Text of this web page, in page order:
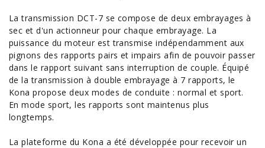
La transmission DCT-7 se compose de deux embrayages à
sec et d'un actionneur pour chaque embrayage. La
puissance du moteur est transmise indépendamment aux
pignons des rapports pairs et impairs afin de pouvoir passer
dans le rapport suivant sans interruption de couple. Équipé
de la transmission à double embrayage à 7 rapports, le
Kona propose deux modes de conduite : normal et sport.
En mode sport, les rapports sont maintenus plus
longtemps.
La plateforme du Kona a été développée pour recevoir un